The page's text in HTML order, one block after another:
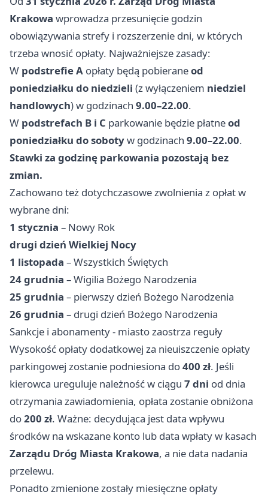
Krakowa wprowadza przesunięcie godzin
obowiązywania strefy i rozszerzenie dni, w których
trzeba wnosić opłaty. Najważniejsze zasady:
W podstrefie A opłaty będą pobieraneod
poniedziałku do niedzieli (z wyłączeniem niedziel
handlowych) w godzinach 9.00–22.00.
W podstrefach B i C parkowanie będzie płatneod
poniedziałku do sobotyw godzinach 9.00–22.00.
Stawki za godzinę parkowania pozostają bez
zmian.
Zachowano też dotychczasowe zwolnienia z opłat w
wybrane dni:
1 stycznia – Nowy Rok
drugi dzień Wielkiej Nocy
1 listopada – Wszystkich Świętych
24 grudnia – Wigilia Bożego Narodzenia
25 grudnia – pierwszy dzień Bożego Narodzenia
26 grudnia – drugi dzień Bożego Narodzenia
Sankcje i abonamenty - miasto zaostrza reguły
Wysokość opłaty dodatkowej za nieuiszczenie opłaty
parkingowej zostanie podniesiona do400 zł. Jeśli
kierowca ureguluje należność w ciągu 7 dni od dnia
otrzymania zawiadomienia, opłata zostanie obniżona
do200 zł. Ważne: decydująca jest data wpływu
środków na wskazane konto lub data wpłaty w kasach
Zarządu Dróg Miasta Krakowa, a nie data nadania
przelewu.
Ponadto zmienione zostały miesięczne opłaty